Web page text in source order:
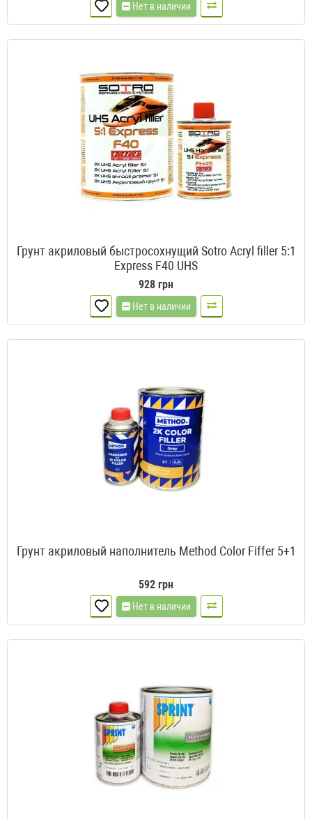
Нет в наличии
Грунт акриловый быстросохнущий Sotro Acryl filler 5:1
Express F40 UHS
928 грн
Нет в наличии
Грунт акриловый наполнитель Method Color Fiffer 5+1
592 грн
Нет в наличии